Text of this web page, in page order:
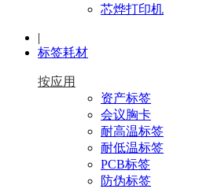
芯烨打印机
|
标签耗材
按应用
资产标签
会议胸卡
耐高温标签
耐低温标签
PCB标签
防伪标签